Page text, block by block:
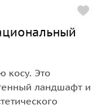
косу. Это
ландшафт и